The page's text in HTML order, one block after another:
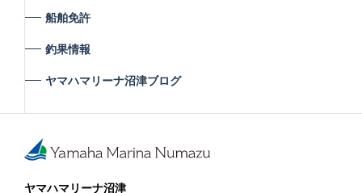
船舶免許
釣果情報
ヤマハマリーナ沼津ブログ
ヤマハマリーナ沼津